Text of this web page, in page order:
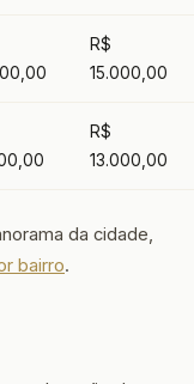
R$
15.000,00
R$
13.000,00
da cidade,
bairro.